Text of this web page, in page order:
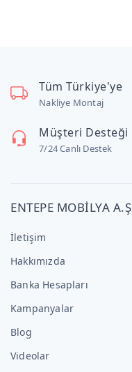
Tüm Türkiye'ye
Nakliye Montaj
Müşteri Desteği
7/24 Canlı Destek
ENTEPE MOBİLYA A.Ş
İletişim
Hakkımızda
Banka Hesapları
Kampanyalar
Blog
Videolar